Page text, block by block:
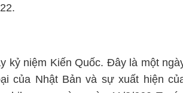
kỷ niệm Kiến Quốc. Đây là một
của Nhật Bản và sự xuất hiện